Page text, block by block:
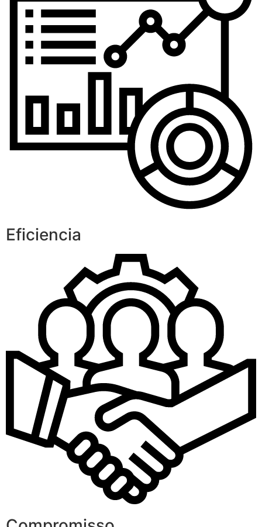
Eficiencia